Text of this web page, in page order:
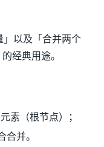
」以及「合并两个
经典用途。
素（根节点）；
合并。